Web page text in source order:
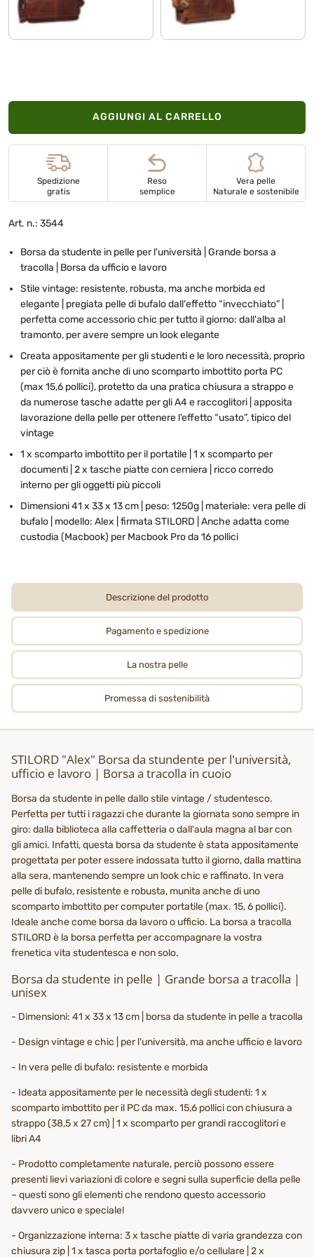
AGGIUNGI AL CARRELLO
Spedizione
gratis
Reso
semplice
Vera pelle
Naturale e sostenibile
Art. n.: 3544
Borsa da studente in pelle per l'università | Grande borsa a
tracolla | Borsa da ufficio e lavoro
Stile vintage: resistente, robusta, ma anche morbida ed
elegante | pregiata pelle di bufalo dall'effetto “invecchiato” |
perfetta come accessorio chic per tutto il giorno: dall'alba al
tramonto, per avere sempre un look elegante
Creata appositamente per gli studenti e le loro necessità, proprio
per ciò è fornita anche di uno scomparto imbottito porta PC
(max 15,6 pollici), protetto da una pratica chiusura a strappo e
da numerose tasche adatte per gli A4 e raccoglitori | apposita
lavorazione della pelle per ottenere l’effetto “usato”, tipico del
vintage
1 x scomparto imbottito per il portatile | 1 x scomparto per
documenti | 2 x tasche piatte con cerniera | ricco corredo
interno per gli oggetti più piccoli
Dimensioni 41 x 33 x 13 cm | peso: 1250g | materiale: vera pelle di
bufalo | modello: Alex | firmata STILORD | Anche adatta come
custodia (Macbook) per Macbook Pro da 16 pollici
Descrizione del prodotto
Pagamento e spedizione
La nostra pelle
Promessa di sostenibilità
STILORD "Alex" Borsa da stundente per l'università,
ufficio e lavoro | Borsa a tracolla in cuoio
Borsa da studente in pelle dallo stile vintage / studentesco.
Perfetta per tutti i ragazzi che durante la giornata sono sempre in
giro: dalla biblioteca alla caffetteria o dall'aula magna al bar con
gli amici. Infatti, questa borsa da studente è stata appositamente
progettata per poter essere indossata tutto il giorno, dalla mattina
alla sera, mantenendo sempre un look chic e raffinato. In vera
pelle di bufalo, resistente e robusta, munita anche di uno
scomparto imbottito per computer portatile (max. 15, 6 pollici).
Ideale anche come borsa da lavoro o ufficio. La borsa a tracolla
STILORD è la borsa perfetta per accompagnare la vostra
frenetica vita studentesca e non solo.
Borsa da studente in pelle | Grande borsa a tracolla |
unisex
- Dimensioni: 41 x 33 x 13 cm | borsa da studente in pelle a tracolla
- Design vintage e chic | per l'università, ma anche ufficio e lavoro
- In vera pelle di bufalo: resistente e morbida
- Ideata appositamente per le necessità degli studenti: 1 x
scomparto imbottito per il PC da max. 15,6 pollici con chiusura a
strappo (38,5 x 27 cm) | 1 x scomparto per grandi raccoglitori e
libri A4
- Prodotto completamente naturale, perciò possono essere
presenti lievi variazioni di colore e segni sulla superficie della pelle
– questi sono gli elementi che rendono questo accessorio
davvero unico e speciale!
- Organizzazione interna: 3 x tasche piatte di varia grandezza con
chiusura zip | 1 x tasca porta portafoglio e/o cellulare | 2 x